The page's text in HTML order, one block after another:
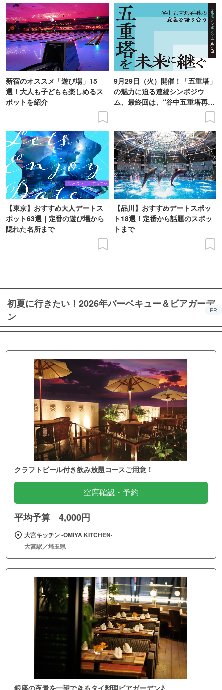
新宿のオススメ「遊び場」15
選！大人も子どもも楽しめるス
ポットを紹介
9月29日（火）開催！「五重塔」
の魅力に迫る連続シンポジウ
ム、最終回は、“谷中五重塔再建
【東京】おすすめ大人デートス
ポット63選｜定番の遊び場から
隠れた名所まで
【品川】おすすめデートスポッ
ト18選！定番から話題のスポッ
トまで
初夏に行きたい！2026年バーベキュー＆ビアガーデ
ン
PR
クラフトビール付き飲み放題コースご用意！
空席確認・予約
平均予算 4,000円
大宮キッチン ‐OMIYA KITCHEN‐
大宮駅／埼玉県
銀座の夜景を一望できるタイ料理ビアガーデン♪